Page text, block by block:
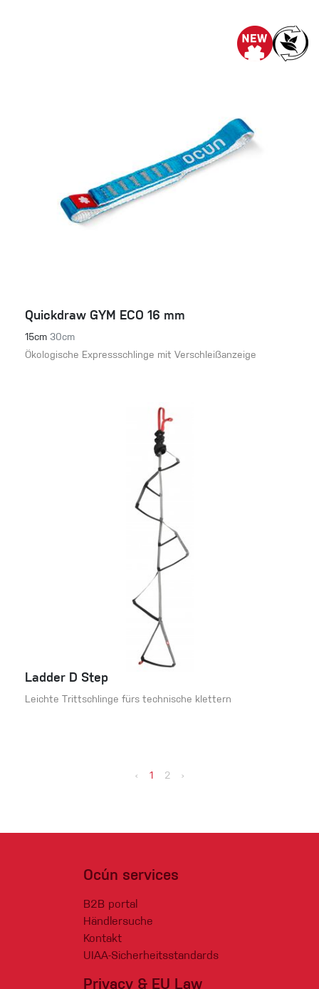
Quickdraw GYM ECO 16 mm
15cm 30cm
Ökologische Expressschlinge mit Verschleißanzeige
Ladder D Step
Leichte Trittschlinge fürs technische klettern
‹ 1 2 ›
Ocún services
B2B portal
Händlersuche
Kontakt
UIAA-Sicherheitsstandards
Privacy & EU Law